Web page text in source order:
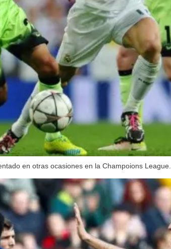
en otras ocasiones en la Champoions League.